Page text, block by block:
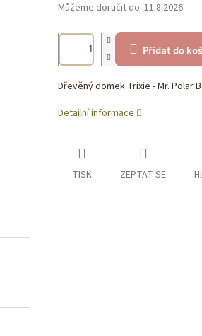
Můžeme doručit do: 11.8.2026
Přidat do
Dřevěný domek Trixie - Mr. Polar
Detailní informace
TISK ZEPTAT SE